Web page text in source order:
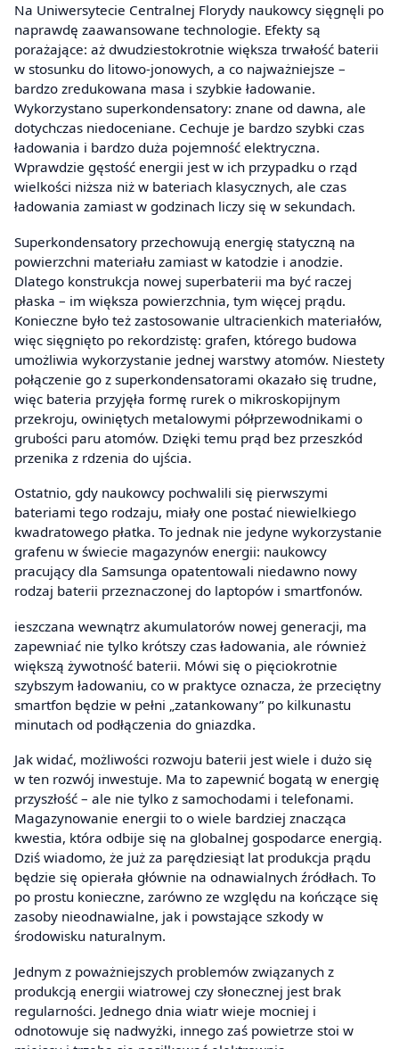
Na Uniwersytecie Centralnej Florydy naukowcy sięgnęli po
naprawdę zaawansowane technologie. Efekty są
porażające: aż dwudziestokrotnie większa trwałość baterii
w stosunku do litowo-jonowych, a co najważniejsze –
bardzo zredukowana masa i szybkie ładowanie.
Wykorzystano superkondensatory: znane od dawna, ale
dotychczas niedoceniane. Cechuje je bardzo szybki czas
ładowania i bardzo duża pojemność elektryczna.
Wprawdzie gęstość energii jest w ich przypadku o rząd
wielkości niższa niż w bateriach klasycznych, ale czas
ładowania zamiast w godzinach liczy się w sekundach.
Superkondensatory przechowują energię statyczną na
powierzchni materiału zamiast w katodzie i anodzie.
Dlatego konstrukcja nowej superbaterii ma być raczej
płaska – im większa powierzchnia, tym więcej prądu.
Konieczne było też zastosowanie ultracienkich materiałów,
więc sięgnięto po rekordzistę: grafen, którego budowa
umożliwia wykorzystanie jednej warstwy atomów. Niestety
połączenie go z superkondensatorami okazało się trudne,
więc bateria przyjęła formę rurek o mikroskopijnym
przekroju, owiniętych metalowymi półprzewodnikami o
grubości paru atomów. Dzięki temu prąd bez przeszkód
przenika z rdzenia do ujścia.
Ostatnio, gdy naukowcy pochwalili się pierwszymi
bateriami tego rodzaju, miały one postać niewielkiego
kwadratowego płatka. To jednak nie jedyne wykorzystanie
grafenu w świecie magazynów energii: naukowcy
pracujący dla Samsunga opatentowali niedawno nowy
rodzaj baterii przeznaczonej do laptopów i smartfonów.
ieszczana wewnątrz akumulatorów nowej generacji, ma
zapewniać nie tylko krótszy czas ładowania, ale również
większą żywotność baterii. Mówi się o pięciokrotnie
szybszym ładowaniu, co w praktyce oznacza, że przeciętny
smartfon będzie w pełni „zatankowany” po kilkunastu
minutach od podłączenia do gniazdka.
Jak widać, możliwości rozwoju baterii jest wiele i dużo się
w ten rozwój inwestuje. Ma to zapewnić bogatą w energię
przyszłość – ale nie tylko z samochodami i telefonami.
Magazynowanie energii to o wiele bardziej znacząca
kwestia, która odbije się na globalnej gospodarce energią.
Dziś wiadomo, że już za parędziesiąt lat produkcja prądu
będzie się opierała głównie na odnawialnych źródłach. To
po prostu konieczne, zarówno ze względu na kończące się
zasoby nieodnawialne, jak i powstające szkody w
środowisku naturalnym.
Jednym z poważniejszych problemów związanych z
produkcją energii wiatrowej czy słonecznej jest brak
regularności. Jednego dnia wiatr wieje mocniej i
odnotowuje się nadwyżki, innego zaś powietrze stoi w